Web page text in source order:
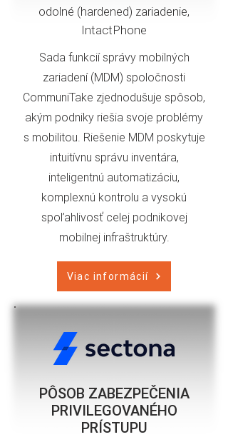
odolné (hardened) zariadenie,
IntactPhone
Sada funkcií správy mobilných
zariadení (MDM) spoločnosti
CommuniTake zjednodušuje spôsob,
akým podniky riešia svoje problémy
s mobilitou. Riešenie MDM poskytuje
intuitívnu správu inventára,
inteligentnú automatizáciu,
komplexnú kontrolu a vysokú
spoľahlivosť celej podnikovej
mobilnej infraštruktúry.
Viac informácií
PÔSOB ZABEZPEČENIA
PRIVILEGOVANÉHO
PRÍSTUPU